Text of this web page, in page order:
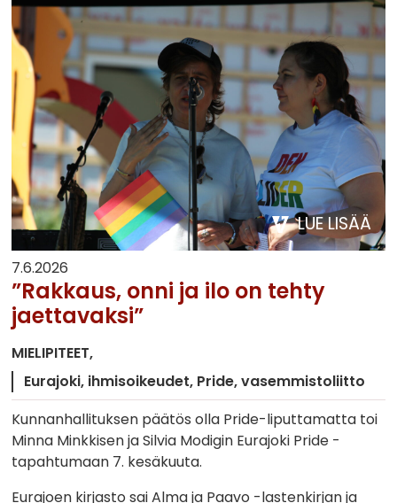
LUE LISÄÄ
7.6.2026
”Rakkaus, onni ja ilo on tehty
jaettavaksi”
MIELIPITEET
Eurajoki ihmisoikeudet Pride vasemmistoliitto
Kunnanhallituksen päätös olla Pride-liputtamatta toi
Minna Minkkisen ja Silvia Modigin Eurajoki Pride -
tapahtumaan 7. kesäkuuta.
Eurajoen kirjasto sai Alma ja Paavo -lastenkirjan ja